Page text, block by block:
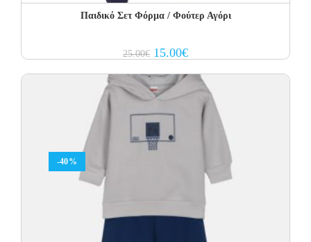
Παιδικό Σετ Φόρμα / Φούτερ Αγόρι
25.00€ Original
price
25.00€.
15.00€Current
price
15.00€.
-40%